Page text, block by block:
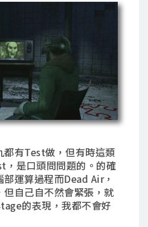
都有Test做，但有時這類
是口頭問問題的。的確
運算過程而Dead Air，
自己自不然會緊張，就
的表現，我都不會好